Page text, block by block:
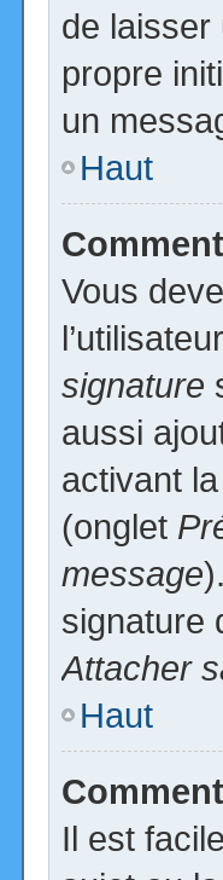
de laisser
propre
un
Haut
Vous
signature
aussi
activant
(onglet
message
signature
Attacher
Haut
Il est